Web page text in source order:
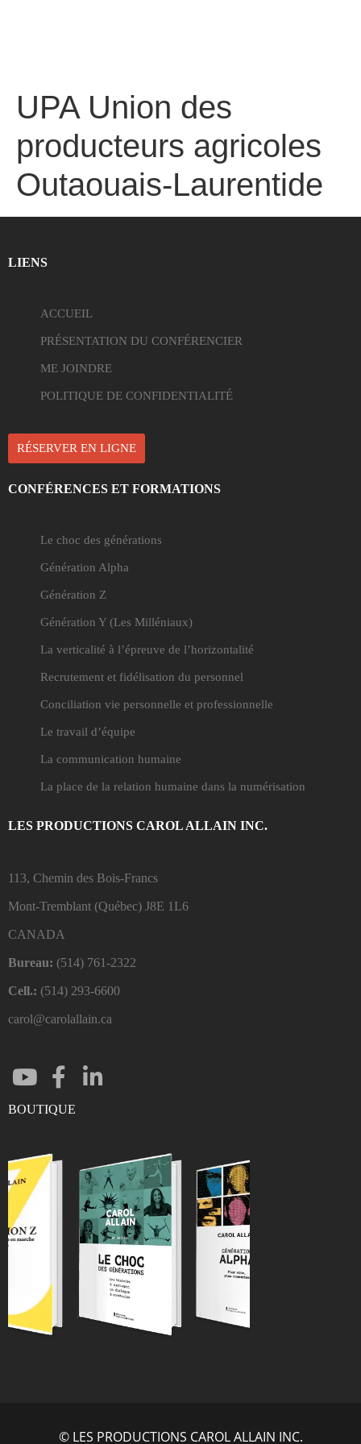
UPA Union des
producteurs agricoles
Outaouais-Laurentide
LIENS
ACCUEIL
PRÉSENTATION DU CONFÉRENCIER
ME JOINDRE
POLITIQUE DE CONFIDENTIALITÉ
RÉSERVER EN LIGNE
CONFÉRENCES ET FORMATIONS
Le choc des générations
Génération Alpha
Génération Z
Génération Y (Les Milléniaux)
La verticalité à l’épreuve de l’horizontalité
Recrutement et fidélisation du personnel
Conciliation vie personnelle et professionnelle
Le travail d’équipe
La communication humaine
La place de la relation humaine dans la numérisation
LES PRODUCTIONS CAROL ALLAIN INC.
113, Chemin des Bois-Francs
Mont-Tremblant (Québec) J8E 1L6
CANADA
Bureau: (514) 761-2322
Cell.: (514) 293-6600
carol@carolallain.ca
BOUTIQUE
ENTRER
© LES PRODUCTIONS CAROL ALLAIN INC.